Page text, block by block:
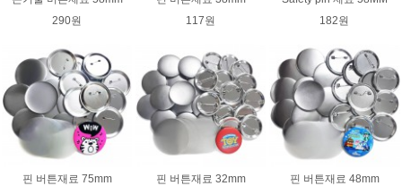
290원
117원
182원
핀 버튼재료 75mm
핀 버튼재료 32mm
핀 버튼재료 48mm